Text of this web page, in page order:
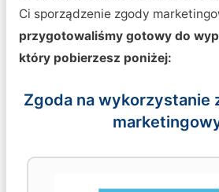
Ci sporządzenie zgody
przygotowaliśmy gotowy do
który pobierzesz poniżej:
Zgoda na wykorzystanie